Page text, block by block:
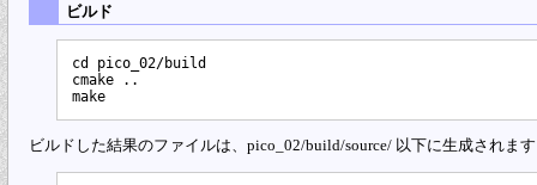
ビルド
cd pico_02/build
cmake ..
make
ビルドした結果のファイルは、pico_02/build/source/ 以下に生成されま